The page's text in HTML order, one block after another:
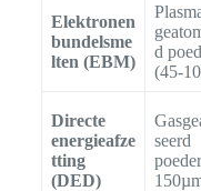
Elektronen
bundelsme
lten (EBM)
d
(45-
Directe
energieafze
tting
(DED)
seerd